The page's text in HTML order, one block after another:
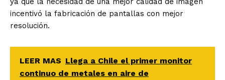
incentivó la fabricación de pantallas con mejor
resolución.
LEER MAS Llega a Chile el primer monitor
continuo de metales en aire de